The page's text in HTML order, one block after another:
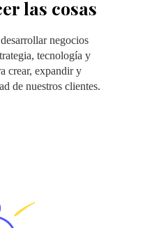
las cosas
negocios
tecnología y
crear, expandir y
de nuestros clientes.